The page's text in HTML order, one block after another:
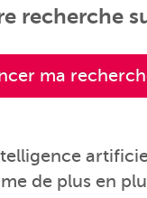
recherche
ma
de plus en